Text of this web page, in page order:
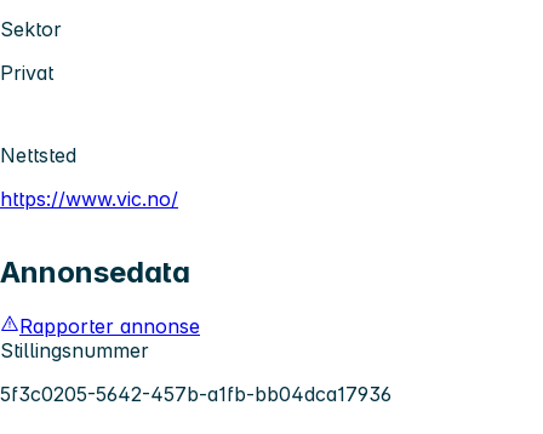
Sektor
Privat
Nettsted
https://www.vic.no/
Annonsedata
Rapporter annonse
Stillingsnummer
5f3c0205-5642-457b-a1fb-bb04dca17936